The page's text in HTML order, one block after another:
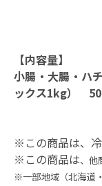
【内容量】
小腸・大腸・ハ
ックス1kg）
※この商品は、冷
※この商品は、他
※一部地域（北海道